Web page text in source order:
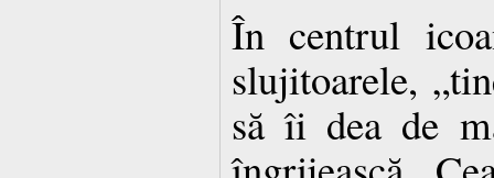
În centrul
slujitoarele,
să îi dea de